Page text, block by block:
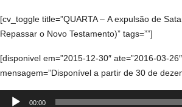
[cv_toggle title=”QUARTA – A expulsão de
Repassar o Novo Testamento)” tags=””]
[disponivel em=”2015-12-30″ ate=”2016-03-26″
mensagem=”Disponível a partir de 30 de
Tocador
00:00